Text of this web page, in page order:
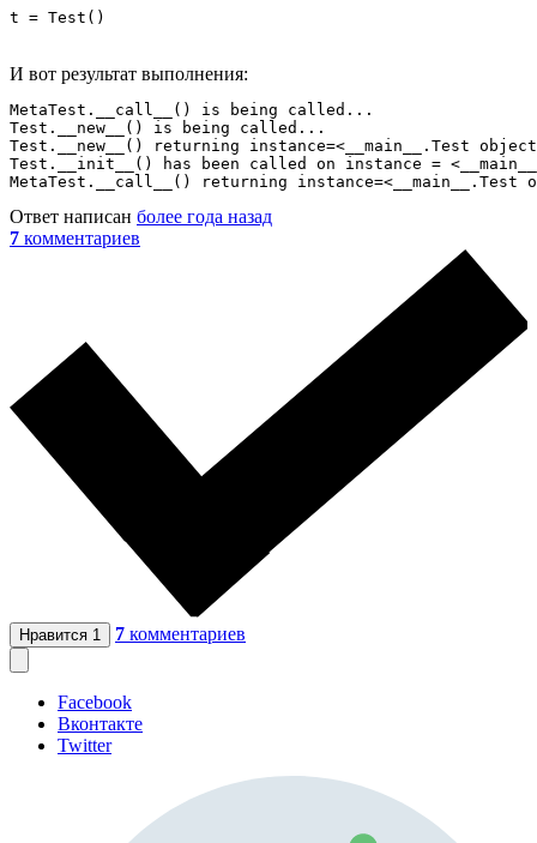
t = Test()
И вот результат выполнения:
MetaTest.__call__() is being called...
Test.__new__() is being called...
Test.__new__() returning instance=<__main__.Test object
Test.__init__() has been called on instance =
MetaTest.__call__() returning instance=<__main__.Test
Ответ написан более года назад
7 комментариев
Нравится 1 7 комментариев
Facebook
Вконтакте
Twitter